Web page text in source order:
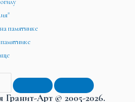
памятнике
Гранит-Арт © 2005-2026.